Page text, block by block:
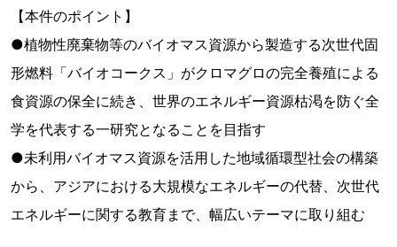
【本件のポイント】
●植物性廃棄物等のバイオマス資源から製造する次世代固
形燃料「バイオコークス」がクロマグロの完全養殖による
食資源の保全に続き、世界のエネルギー資源枯渇を防ぐ全
学を代表する一研究となることを目指す
●未利用バイオマス資源を活用した地域循環型社会の構築
から、アジアにおける大規模なエネルギーの代替、次世代
エネルギーに関する教育まで、幅広いテーマに取り組む